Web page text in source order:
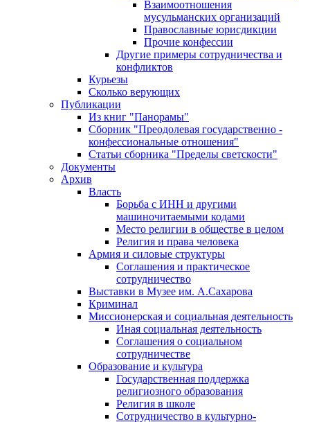
Взаимоотношения
мусульманских организаций
Православные юрисдикции
Прочие конфессии
Другие примеры сотрудничества и
конфликтов
Курьезы
Сколько верующих
Публикации
Из книг "Панорамы"
Сборник "Преодолевая государственно -
конфессиональные отношения"
Статьи сборника "Пределы светскости"
Документы
Архив
Власть
Борьба с ИНН и другими
машиночитаемыми кодами
Место религии в обществе в целом
Религия и права человека
Армия и силовые структуры
Соглашения и практическое
сотрудничество
Выставки в Музее им. А.Сахарова
Криминал
Миссионерская и социальная деятельность
Иная социальная деятельность
Соглашения о социальном
сотрудничестве
Образование и культура
Государственная поддержка
религиозного образования
Религия в школе
Сотрудничество в культурно-